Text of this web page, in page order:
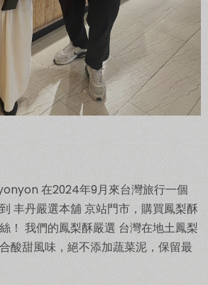
在2024年9月來台灣旅行一個
丰丹嚴選本舖 京站門市，購買鳳梨酥
！ 我們的鳳梨酥嚴選 台灣在地土鳳梨
酸甜風味，絕不添加蔬菜泥，保留最